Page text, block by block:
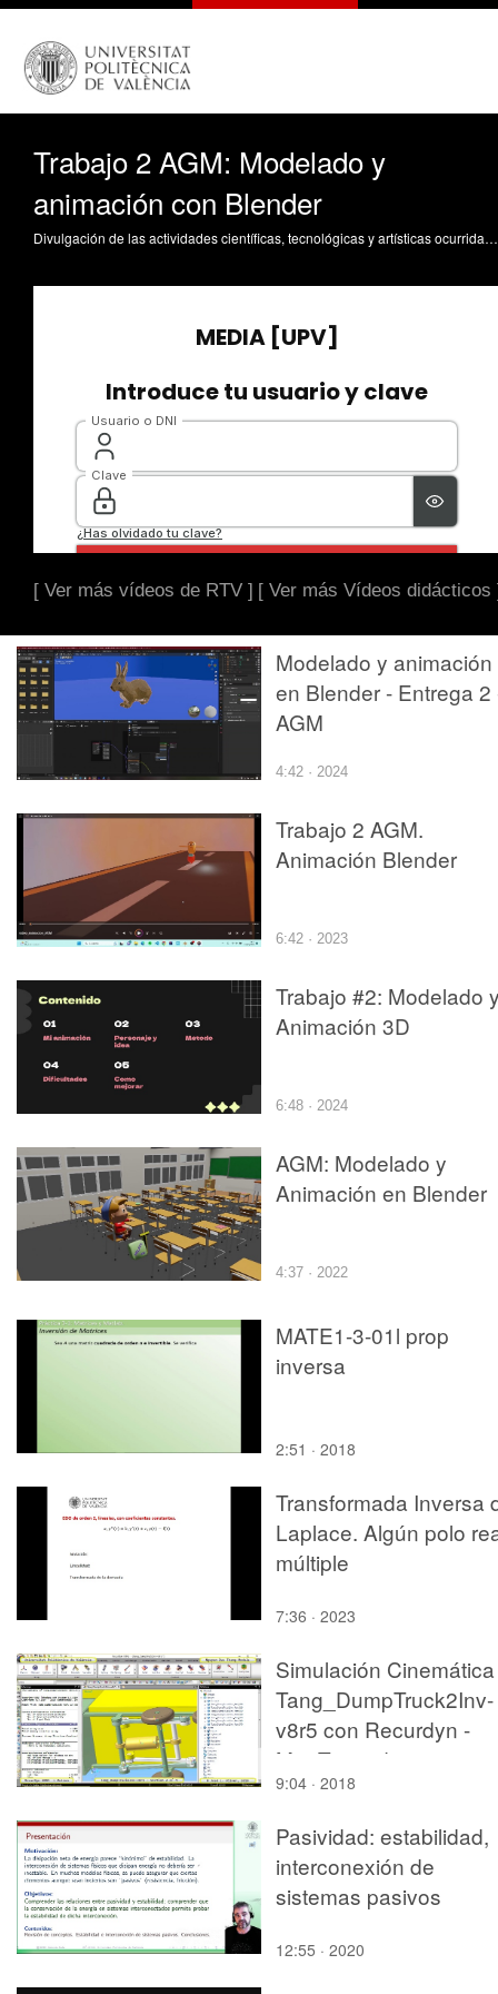
Trabajo 2 AGM: Modelado y
animación con Blender
Divulgación de las actividades científicas, tecnológicas y artísticas ocurridas en los tres campus de la UPV
[ Ver más vídeos de RTV ] [ Ver más Vídeos didácticos
Modelado y animación
en Blender - Entrega 2
AGM
4:42 · 2024
Trabajo 2 AGM.
Animación Blender
6:42 · 2023
Trabajo #2: Modelado
Animación 3D
6:48 · 2024
AGM: Modelado y
Animación en Blender
4:37 · 2022
MATE1-3-01l prop
inversa
2:51 · 2018
Transformada Inversa
Laplace. Algún polo
múltiple
7:36 · 2023
Simulación Cinemática
Tang_DumpTruck2Inv-
v8r5 con Recurdyn -
MopTa - 2 de 4
9:04 · 2018
Pasividad: estabilidad,
interconexión de
sistemas pasivos
12:55 · 2020